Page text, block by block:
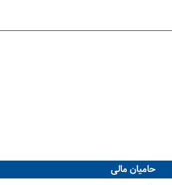
حامیان مالی